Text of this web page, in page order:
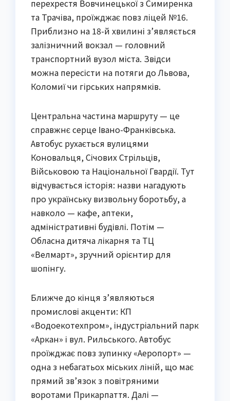
перехрестя Вовчинецької з Симиренка
та Трачіва, проїжджає повз ліцей №16.
Приблизно на 18-й хвилині з’являється
залізничний вокзал — головний
транспортний вузол міста. Звідси
можна пересісти на потяги до Львова,
Коломиї чи гірських напрямків.
Центральна частина маршруту — це
справжнє серце Івано-Франківська.
Автобус рухається вулицями
Коновальця, Січових Стрільців,
Військовою та Національної Гвардії. Тут
відчувається історія: назви нагадують
про українську визвольну боротьбу, а
навколо — кафе, аптеки,
адміністративні будівлі. Потім —
Обласна дитяча лікарня та ТЦ
«Велмарт», зручний орієнтир для
шопінгу.
Ближче до кінця з’являються
промислові акценти: КП
«Водоекотехпром», індустріальний парк
«Аркан» і вул. Рильського. Автобус
проїжджає повз зупинку «Аеропорт» —
одна з небагатьох міських ліній, що має
прямий зв’язок з повітряними
воротами Прикарпаття. Далі —